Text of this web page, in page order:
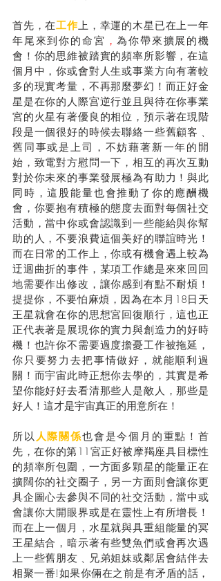
首先，在工作上，幸運的木星已在上一年
年尾來到你的命宮 ，為你帶來擴展的機
會！你的思維被踏實的頻率所影響，在這
個月中，你或會對人生或事業方向有著較
多的現實考量，不再那麼夢幻！而正好金
星是在你的人際宫逆行並且與待在你事業
宮的火星有著優良的相位，預示著在現階
段是一個很好的時候去聯絡一些舊顧客﹑
舊同事或是上司，不妨藉著新一年的開
始，致電對方慰問一下，相互的再次互動
對於你未來的事業發展極為有助力！與此
同時，這股能量也會推動了你的應酬機
會，你要抱有積極的態度去面對每個社交
活動，當中你或會認識到一些能給與你幫
助的人，不要浪費這個美好的聯誼時光！
而在日常的工作上，你或有機會遇上較為
迂迴曲折的事件，某項工作總是來來回回
地需要作出修改，讓你感到有點不耐煩！
提提你，不要怕麻煩，因為在本月18日天
王星就會在你的思想宮回復順行，這也正
正代表著是展現你的實力與創造力的好時
機！也許你不需要過度擔憂工作被拖延，
你只要努力去把事情做好，就能順利過
關！而宇宙此時正想你去學的，其實是希
望你能好好去看清那些人是敵人，那些是
好人！這才是宇宙真正的用意所在！
所以 人際關係也會是今個月的重點！首
先，在你的第11宮正好被摩羯座具目標性
的頻率所包圍，一方面多顆星的能量正在
擴闊你的社交圈子，另一方面則會讓你更
具企圖心去參與不同的社交活動，當中或
會讓你大開眼界或是在靈性上有所增長！
而在上一個月，水星就與具重組能量的冥
王星結合，暗示著有些雙魚們或會再次遇
上一些舊朋友﹑兄弟姐妹或鄰居會結伴去
相聚一番!如果你倆在之前是有矛盾的話，